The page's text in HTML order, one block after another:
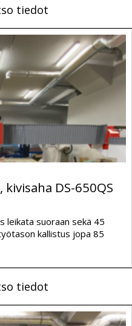
tiedot
DS-650QS
leikata suoraan sekä 45
kallistus jopa 85
tiedot